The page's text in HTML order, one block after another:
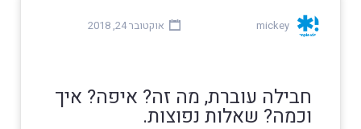
mickey אוקטובר 24, 2018
חבילה עוברת, מה זה? איפה? איך
וכמה? שאלות נפוצות.